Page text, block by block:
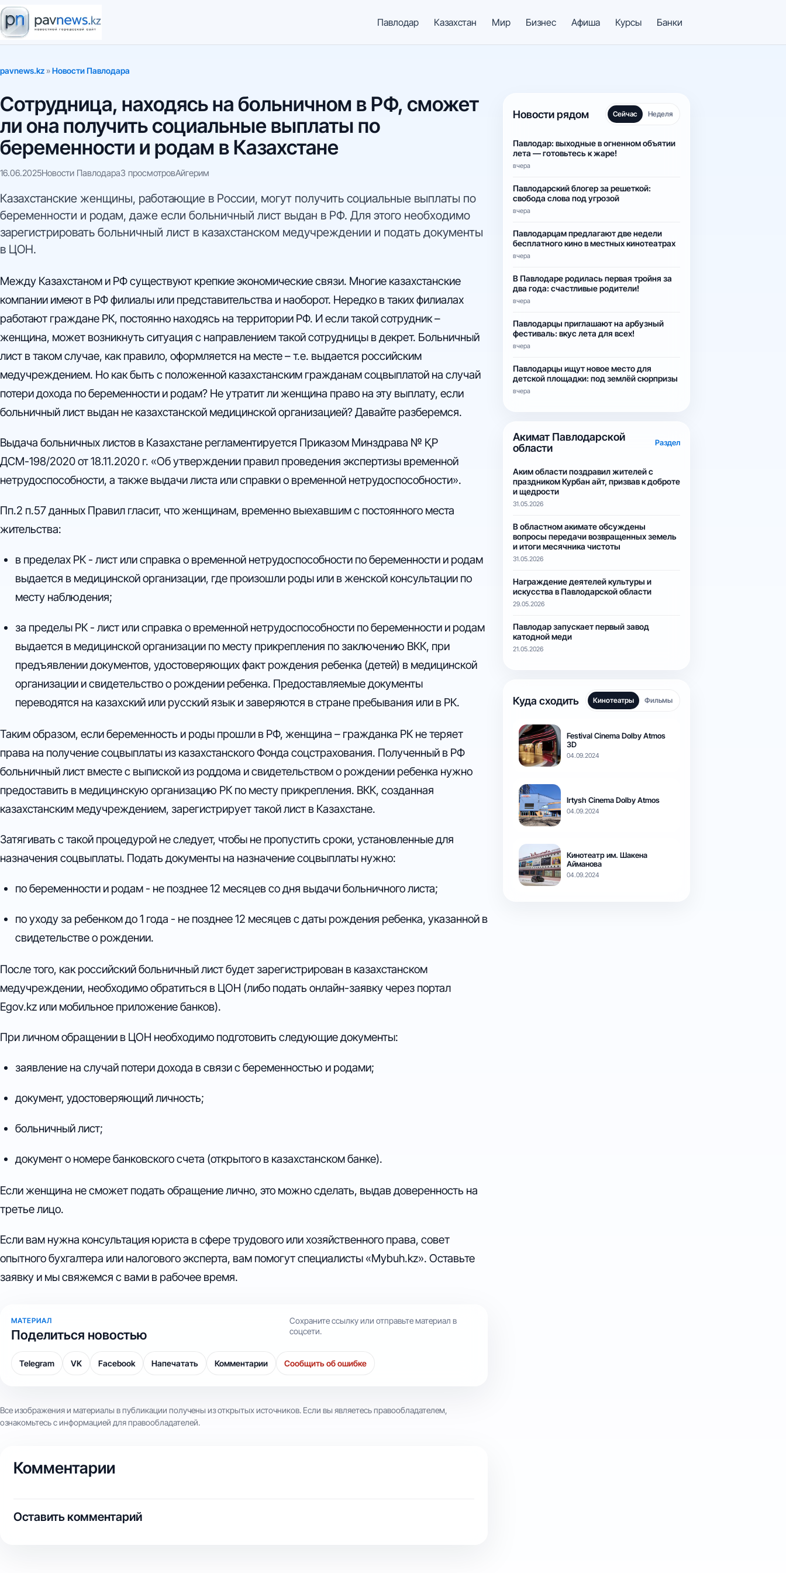
Павлодар Казахстан Мир Бизнес Афиша Курсы Банки
pavnews.kz »Новости Павлодара
Сотрудница, находясь на больничном в РФ, сможет
ли она получить социальные выплаты по
беременности и родам в Казахстане
16.06.2025Новости Павлодара3 просмотровАйгерим
Казахстанские женщины, работающие в России, могут получить социальные выплаты по
беременности и родам, даже если больничный лист выдан в РФ. Для этого необходимо
зарегистрировать больничный лист в казахстанском медучреждении и подать документы
в ЦОН.
Между Казахстаном и РФ существуют крепкие экономические связи. Многие казахстанские
компании имеют в РФ филиалы или представительства и наоборот. Нередко в таких филиалах
работают граждане РК, постоянно находясь на территории РФ. И если такой сотрудник –
женщина, может возникнуть ситуация с направлением такой сотрудницы в декрет. Больничный
лист в таком случае, как правило, оформляется на месте – т.е. выдается российским
медучреждением. Но как быть с положенной казахстанским гражданам соцвыплатой на случай
потери дохода по беременности и родам? Не утратит ли женщина право на эту выплату, если
больничный лист выдан не казахстанской медицинской организацией? Давайте разберемся.
Выдача больничных листов в Казахстане регламентируется Приказом Минздрава № ҚР
ДСМ-198/2020 от 18.11.2020 г. «Об утверждении правил проведения экспертизы временной
нетрудоспособности, а также выдачи листа или справки о временной нетрудоспособности».
Пп.2 п.57 данных Правил гласит, что женщинам, временно выехавшим с постоянного места
жительства:
в пределах РК - лист или справка о временной нетрудоспособности по беременности и родам
выдается в медицинской организации, где произошли роды или в женской консультации по
месту наблюдения;
за пределы РК - лист или справка о временной нетрудоспособности по беременности и родам
выдается в медицинской организации по месту прикрепления по заключению ВКК, при
предъявлении документов, удостоверяющих факт рождения ребенка (детей) в медицинской
организации и свидетельство о рождении ребенка. Предоставляемые документы
переводятся на казахский или русский язык и заверяются в стране пребывания или в РК.
Таким образом, если беременность и роды прошли в РФ, женщина – гражданка РК не теряет
права на получение соцвыплаты из казахстанского Фонда соцстрахования. Полученный в РФ
больничный лист вместе с выпиской из роддома и свидетельством о рождении ребенка нужно
предоставить в медицинскую организацию РК по месту прикрепления. ВКК, созданная
казахстанским медучреждением, зарегистрирует такой лист в Казахстане.
Затягивать с такой процедурой не следует, чтобы не пропустить сроки, установленные для
назначения соцвыплаты. Подать документы на назначение соцвыплаты нужно:
по беременности и родам - не позднее 12 месяцев со дня выдачи больничного листа;
по уходу за ребенком до 1 года - не позднее 12 месяцев с даты рождения ребенка, указанной в
свидетельстве о рождении.
После того, как российский больничный лист будет зарегистрирован в казахстанском
медучреждении, необходимо обратиться в ЦОН (либо подать онлайн-заявку через портал
Egov.kz или мобильное приложение банков).
При личном обращении в ЦОН необходимо подготовить следующие документы:
заявление на случай потери дохода в связи с беременностью и родами;
документ, удостоверяющий личность;
больничный лист;
документ о номере банковского счета (открытого в казахстанском банке).
Если женщина не сможет подать обращение лично, это можно сделать, выдав доверенность на
третье лицо.
Если вам нужна консультация юриста в сфере трудового или хозяйственного права, совет
опытного бухгалтера или налогового эксперта, вам помогут специалисты «Mybuh.kz». Оставьте
заявку и мы свяжемся с вами в рабочее время.
МАТЕРИАЛ
Поделиться новостью
Сохраните ссылку или отправьте материал в
соцсети.
Telegram VK Facebook Напечатать Комментарии Сообщить об ошибке
Все изображения и материалы в публикации получены из открытых источников. Если вы являетесь правообладателем,
ознакомьтесь с информацией для правообладателей.
Комментарии
Оставить комментарий
Новости рядом Сейчас Неделя
Павлодар: выходные в огненном объятии
лета — готовьтесь к жаре!
вчера
Павлодарский блогер за решеткой:
свобода слова под угрозой
вчера
Павлодарцам предлагают две недели
бесплатного кино в местных кинотеатрах
вчера
В Павлодаре родилась первая тройня за
два года: счастливые родители!
вчера
Павлодарцы приглашают на арбузный
фестиваль: вкус лета для всех!
вчера
Павлодарцы ищут новое место для
детской площадки: под землёй сюрпризы
вчера
Акимат Павлодарской
области
Раздел
Аким области поздравил жителей с
праздником Курбан айт, призвав к доброте
и щедрости
31.05.2026
В областном акимате обсуждены
вопросы передачи возвращенных земель
и итоги месячника чистоты
31.05.2026
Награждение деятелей культуры и
искусства в Павлодарской области
29.05.2026
Павлодар запускает первый завод
катодной меди
21.05.2026
Куда сходить Кинотеатры Фильмы
Festival Cinema Dolby Atmos
3D
04.09.2024
Irtysh Cinema Dolby Atmos
04.09.2024
Кинотеатр им. Шакена
Айманова
04.09.2024